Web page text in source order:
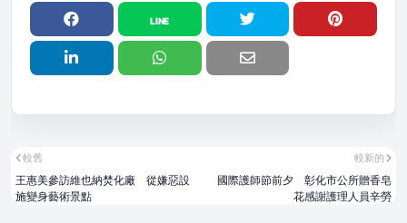
較新的
國際護師節前夕 彰化市公所贈香皂
花感謝護理人員辛勞
較舊
王惠美參訪維也納焚化廠 從嫌惡設
施變身藝術景點